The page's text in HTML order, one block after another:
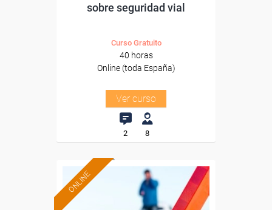
sobre seguridad vial
Curso Gratuito
40 horas
Online (toda España)
Ver curso
2 8
ONLINE
Formación 100%